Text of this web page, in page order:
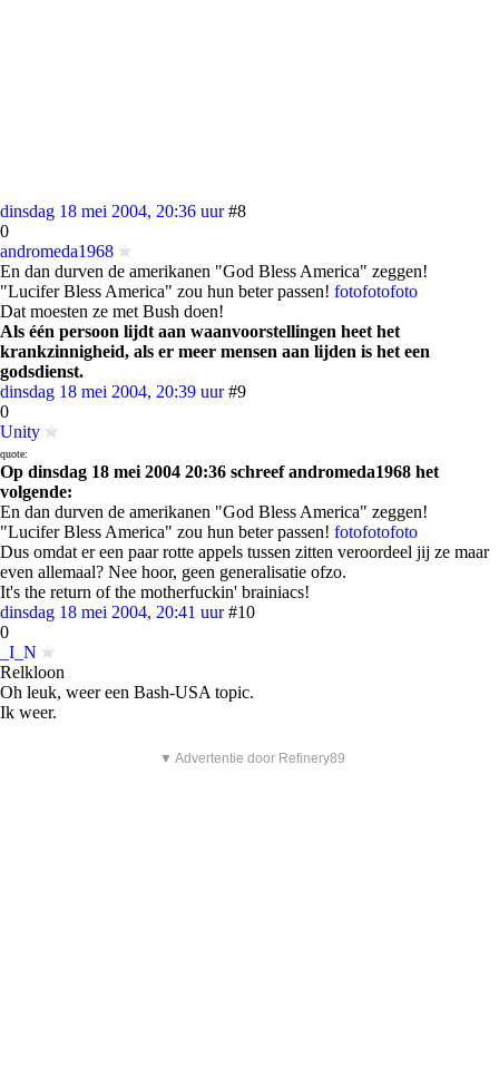
dinsdag 18 mei 2004, 20:36 uur #8
0
andromeda1968
En dan durven de amerikanen "God Bless America" zeggen!
"Lucifer Bless America" zou hun beter passen! fotofotofoto
Dat moesten ze met Bush doen!
Als één persoon lijdt aan waanvoorstellingen heet het
krankzinnigheid, als er meer mensen aan lijden is het een
godsdienst.
dinsdag 18 mei 2004, 20:39 uur #9
0
Unity
quote:
Op dinsdag 18 mei 2004 20:36 schreef andromeda1968 het
volgende:
En dan durven de amerikanen "God Bless America" zeggen!
"Lucifer Bless America" zou hun beter passen! fotofotofoto
Dus omdat er een paar rotte appels tussen zitten veroordeel jij ze maar
even allemaal? Nee hoor, geen generalisatie ofzo.
It's the return of the motherfuckin' brainiacs!
dinsdag 18 mei 2004, 20:41 uur #10
0
_I_N
Relkloon
Oh leuk, weer een Bash-USA topic.
Ik weer.
▼ Advertentie door Refinery89